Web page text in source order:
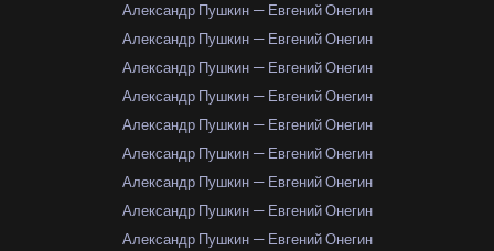
Александр Пушкин — Евгений Онегин
Александр Пушкин — Евгений Онегин
Александр Пушкин — Евгений Онегин
Александр Пушкин — Евгений Онегин
Александр Пушкин — Евгений Онегин
Александр Пушкин — Евгений Онегин
Александр Пушкин — Евгений Онегин
Александр Пушкин — Евгений Онегин
Александр Пушкин — Евгений Онегин